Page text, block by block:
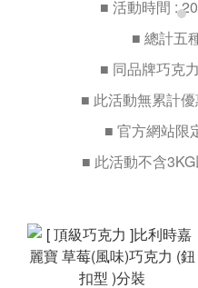
■ 活動時間 :
■ 總計五
■ 同品牌巧克
■ 此活動無累計
■ 官方網站限
■ 此活動不含